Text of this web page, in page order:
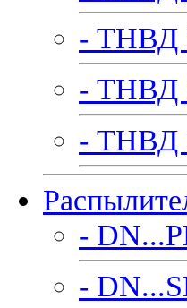
- ТНВД
- ТНВД
- ТНВД
-
-